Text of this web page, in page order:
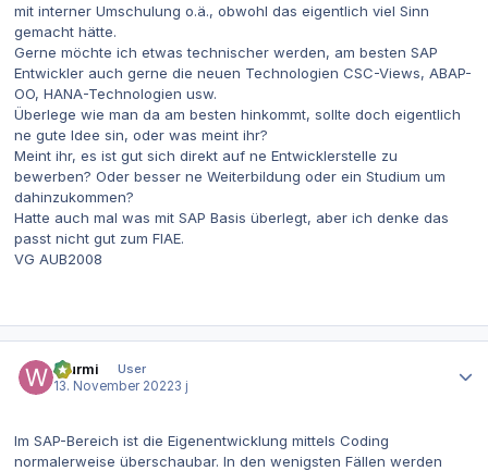
mit interner Umschulung o.ä., obwohl das eigentlich viel Sinn
gemacht hätte.
Gerne möchte ich etwas technischer werden, am besten SAP
Entwickler auch gerne die neuen Technologien CSC-Views, ABAP-
OO, HANA-Technologien usw.
Überlege wie man da am besten hinkommt, sollte doch eigentlich
ne gute Idee sin, oder was meint ihr?
Meint ihr, es ist gut sich direkt auf ne Entwicklerstelle zu
bewerben? Oder besser ne Weiterbildung oder ein Studium um
dahinzukommen?
Hatte auch mal was mit SAP Basis überlegt, aber ich denke das
passt nicht gut zum FIAE.
VG AUB2008
Wurmi
User
13. November 20223 j
Im SAP-Bereich ist die Eigenentwicklung mittels Coding
normalerweise überschaubar. In den wenigsten Fällen werden